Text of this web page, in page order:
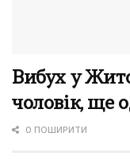
Вибух у
чоловік, ще
0 ПОШИРИТИ